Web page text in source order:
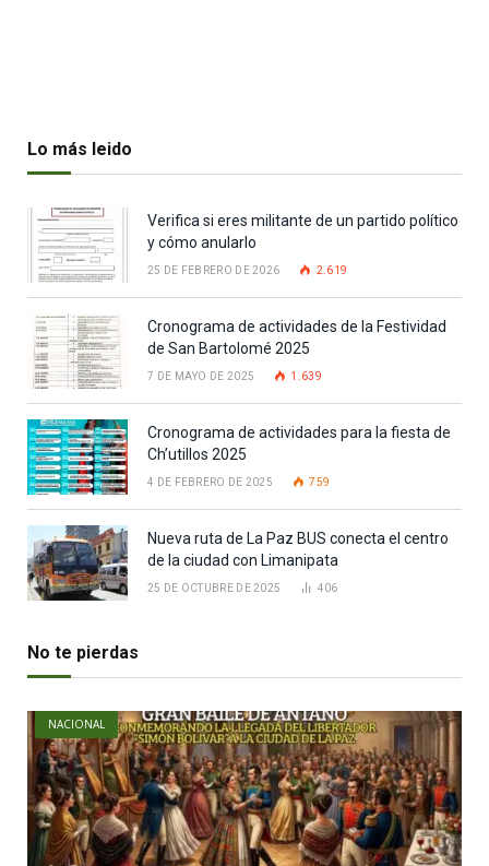
Lo más leido
Verifica si eres militante de un partido político
y cómo anularlo
25 DE FEBRERO DE 2026 2.619
Cronograma de actividades de la Festividad
de San Bartolomé 2025
7 DE MAYO DE 2025 1.639
Cronograma de actividades para la fiesta de
Ch’utillos 2025
4 DE FEBRERO DE 2025 759
Nueva ruta de La Paz BUS conecta el centro
de la ciudad con Limanipata
25 DE OCTUBRE DE 2025 406
No te pierdas
NACIONAL